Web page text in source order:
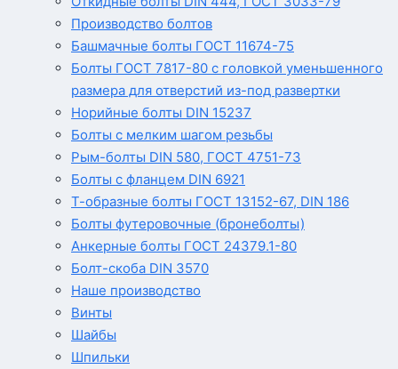
Производство болтов
Башмачные болты ГОСТ 11674-75
Болты ГОСТ 7817-80 с головкой уменьшенного
размера для отверстий из-под развертки
Норийные болты DIN 15237
Болты с мелким шагом резьбы
Рым-болты DIN 580, ГОСТ 4751-73
Болты с фланцем DIN 6921
Т-образные болты ГОСТ 13152-67, DIN 186
Болты футеровочные (бронеболты)
Анкерные болты ГОСТ 24379.1-80
Болт-скоба DIN 3570
Наше производство
Винты
Шайбы
Шпильки